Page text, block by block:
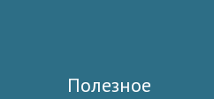
Полезное